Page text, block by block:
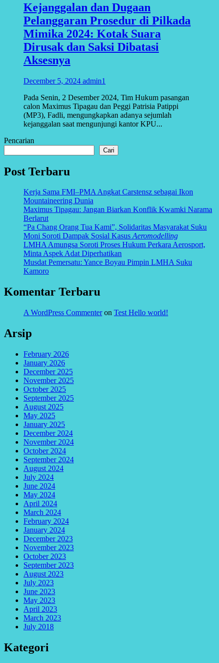
Kejanggalan dan Dugaan
Pelanggaran Prosedur di Pilkada
Mimika 2024: Kotak Suara
Dirusak dan Saksi Dibatasi
Aksesnya
December 5, 2024 admin1
Pada Senin, 2 Desember 2024, Tim Hukum pasangan
calon Maximus Tipagau dan Peggi Patrisia Patippi
(MP3), Fadli, mengungkapkan adanya sejumlah
kejanggalan saat mengunjungi kantor KPU...
Pencarian
Cari
Post Terbaru
Kerja Sama FMI–PMA Angkat Carstensz sebagai Ikon
Mountaineering Dunia
Maximus Tipagau: Jangan Biarkan Konflik Kwamki Narama
Berlarut
“Pa Chang Orang Tua Kami”, Solidaritas Masyarakat Suku
Moni Soroti Dampak Sosial KasusAeromodelling
LMHA Amungsa Soroti Proses Hukum Perkara Aerosport,
Minta Aspek Adat Diperhatikan
Musdat Pemersatu: Yance Boyau Pimpin LMHA Suku
Kamoro
Komentar Terbaru
A WordPress Commenteron Test Hello world!
Arsip
February 2026
January 2026
December 2025
November 2025
October 2025
September 2025
August 2025
May 2025
January 2025
December 2024
November 2024
October 2024
September 2024
August 2024
July 2024
June 2024
May 2024
April 2024
March 2024
February 2024
January 2024
December 2023
November 2023
October 2023
September 2023
August 2023
July 2023
June 2023
May 2023
April 2023
March 2023
July 2018
Kategori